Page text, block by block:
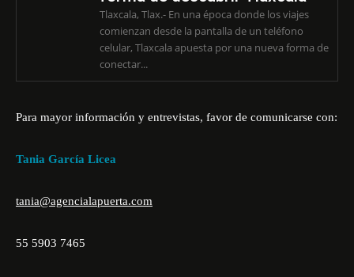
Tlaxcala, Tlax.- En una época donde los viajes
comienzan desde la pantalla de un teléfono
celular, Tlaxcala apuesta por una nueva forma de
conectar...
Para mayor información y entrevistas, favor de comunicarse con:
Tania García Licea
tania@agencialapuerta.com
55 5903 7465